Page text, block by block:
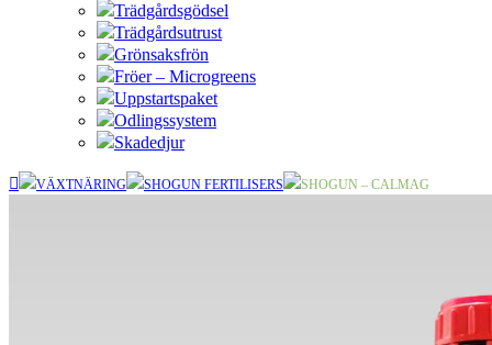
Trädgårdsgödsel
Trädgårdsutrust
Grönsaksfrön
Fröer – Microgreens
Uppstartspaket
Odlingssystem
Skadedjur
VÄXTNÄRING SHOGUN FERTILISERS SHOGUN – CALMAG